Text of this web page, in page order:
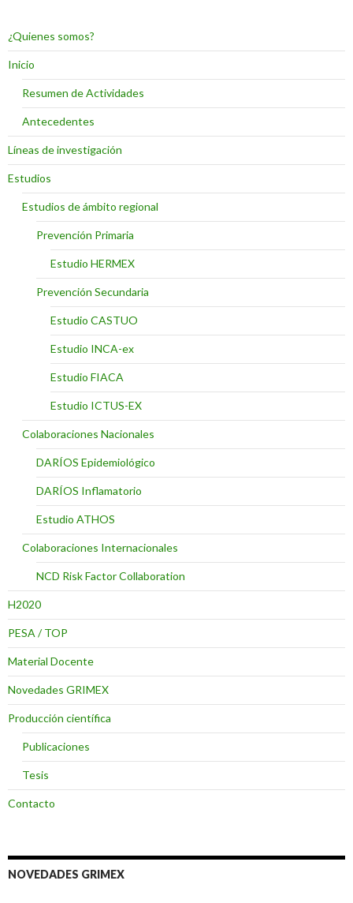
¿Quienes somos?
Inicio
Resumen de Actividades
Antecedentes
Líneas de investigación
Estudios
Estudios de ámbito regional
Prevención Primaria
Estudio HERMEX
Prevención Secundaria
Estudio CASTUO
Estudio INCA-ex
Estudio FIACA
Estudio ICTUS-EX
Colaboraciones Nacionales
DARÍOS Epidemiológico
DARÍOS Inflamatorio
Estudio ATHOS
Colaboraciones Internacionales
NCD Risk Factor Collaboration
H2020
PESA / TOP
Material Docente
Novedades GRIMEX
Producción científica
Publicaciones
Tesis
Contacto
NOVEDADES GRIMEX